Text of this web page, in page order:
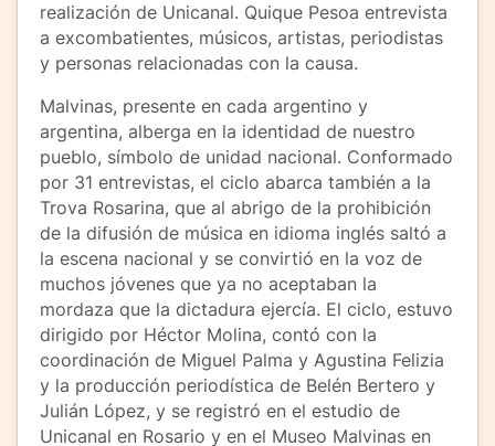
realización de Unicanal. Quique Pesoa entrevista
a excombatientes, músicos, artistas, periodistas
y personas relacionadas con la causa.
Malvinas, presente en cada argentino y
argentina, alberga en la identidad de nuestro
pueblo, símbolo de unidad nacional. Conformado
por 31 entrevistas, el ciclo abarca también a la
Trova Rosarina, que al abrigo de la prohibición
de la difusión de música en idioma inglés saltó a
la escena nacional y se convirtió en la voz de
muchos jóvenes que ya no aceptaban la
mordaza que la dictadura ejercía. El ciclo, estuvo
dirigido por Héctor Molina, contó con la
coordinación de Miguel Palma y Agustina Felizia
y la producción periodística de Belén Bertero y
Julián López, y se registró en el estudio de
Unicanal en Rosario y en el Museo Malvinas en